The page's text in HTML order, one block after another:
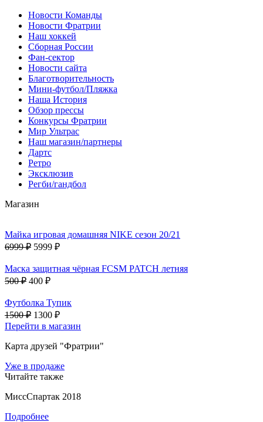
Новости Команды
Новости Фратрии
Наш хоккей
Сборная России
Фан-cектор
Новости сайта
Благотворительность
Мини-футбол/Пляжка
Наша История
Обзор прессы
Конкурсы Фратрии
Мир Ультрас
Наш магазин/партнеры
Дартс
Ретро
Эксклюзив
Регби/гандбол
Магазин
Майка игровая домашняя NIKE сезон 20/21
6999 ₽ 5999 ₽
Маска защитная чёрная FCSM PATCH летняя
500 ₽ 400 ₽
Футболка Тупик
1500 ₽ 1300 ₽
Перейти в магазин
Карта друзей "Фратрии"
Уже в продаже
Читайте также
МиссСпартак 2018
Подробнее